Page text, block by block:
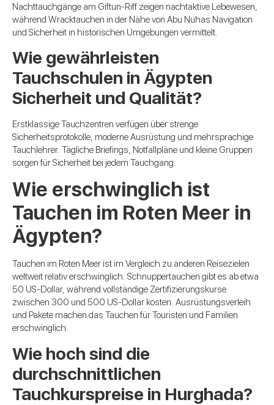
Nachttauchgänge am Giftun-Riff zeigen nachtaktive Lebewesen,
während Wracktauchen in der Nähe von Abu Nuhas Navigation
und Sicherheit in historischen Umgebungen vermittelt.
Wie gewährleisten
Tauchschulen in Ägypten
Sicherheit und Qualität?
Erstklassige Tauchzentren verfügen über strenge
Sicherheitsprotokolle, moderne Ausrüstung und mehrsprachige
Tauchlehrer. Tägliche Briefings, Notfallpläne und kleine Gruppen
sorgen für Sicherheit bei jedem Tauchgang.
Wie erschwinglich ist
Tauchen im Roten Meer in
Ägypten?
Tauchen im Roten Meer ist im Vergleich zu anderen Reisezielen
weltweit relativ erschwinglich. Schnuppertauchen gibt es ab etwa
50 US-Dollar, während vollständige Zertifizierungskurse
zwischen 300 und 500 US-Dollar kosten. Ausrüstungsverleih
und Pakete machen das Tauchen für Touristen und Familien
erschwinglich.
Wie hoch sind die
durchschnittlichen
Tauchkurspreise in Hurghada?